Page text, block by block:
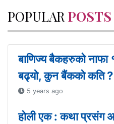
POPULARPOSTS
बाणिज्य बैकहरुको
बढ्यो, कुन बैंकको कति ?
5 years ago
होली एक : कथा प्रसंग